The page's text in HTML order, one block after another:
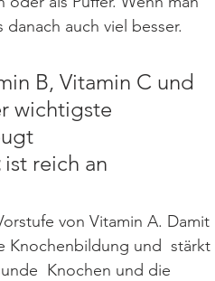
auch viel besser.
B, Vitamin C und
wichtigste
ist reich an
von Vitamin A. Damit
Knochenbildung und  stärkt
Knochen und die